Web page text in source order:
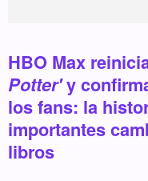
HBO Max
Potter'y
los fans: la
importantes
libros